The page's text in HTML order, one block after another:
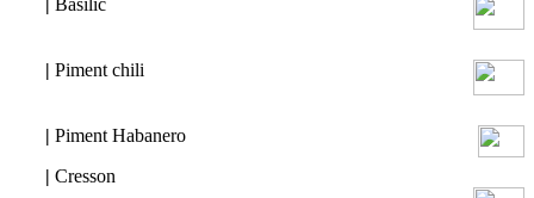
| Piment chili
| Piment Habanero
| Cresson